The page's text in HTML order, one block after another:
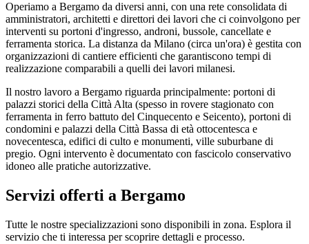
Operiamo a Bergamo da diversi anni, con una rete consolidata di
amministratori, architetti e direttori dei lavori che ci coinvolgono per
interventi su portoni d'ingresso, androni, bussole, cancellate e
ferramenta storica. La distanza da Milano (circa un'ora) è gestita con
organizzazioni di cantiere efficienti che garantiscono tempi di
realizzazione comparabili a quelli dei lavori milanesi.
Il nostro lavoro a Bergamo riguarda principalmente: portoni di
palazzi storici della Città Alta (spesso in rovere stagionato con
ferramenta in ferro battuto del Cinquecento e Seicento), portoni di
condomini e palazzi della Città Bassa di età ottocentesca e
novecentesca, edifici di culto e monumenti, ville suburbane di
pregio. Ogni intervento è documentato con fascicolo conservativo
idoneo alle pratiche autorizzative.
Servizi offerti a Bergamo
Tutte le nostre specializzazioni sono disponibili in zona. Esplora il
servizio che ti interessa per scoprire dettagli e processo.